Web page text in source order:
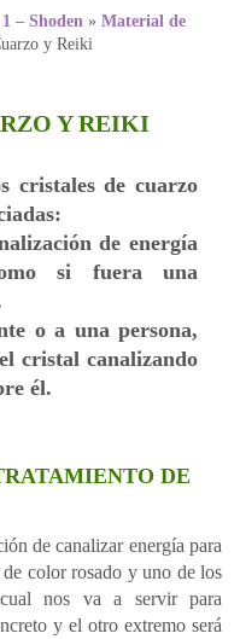
– Shoden » Material de
y Reiki
Y REIKI
cristales de cuarzo
de energía
si fuera una
o a una persona,
cristal canalizando
él.
DE
de canalizar energía para
de color rosado y uno de los
nos va a servir para
y el otro extremo será